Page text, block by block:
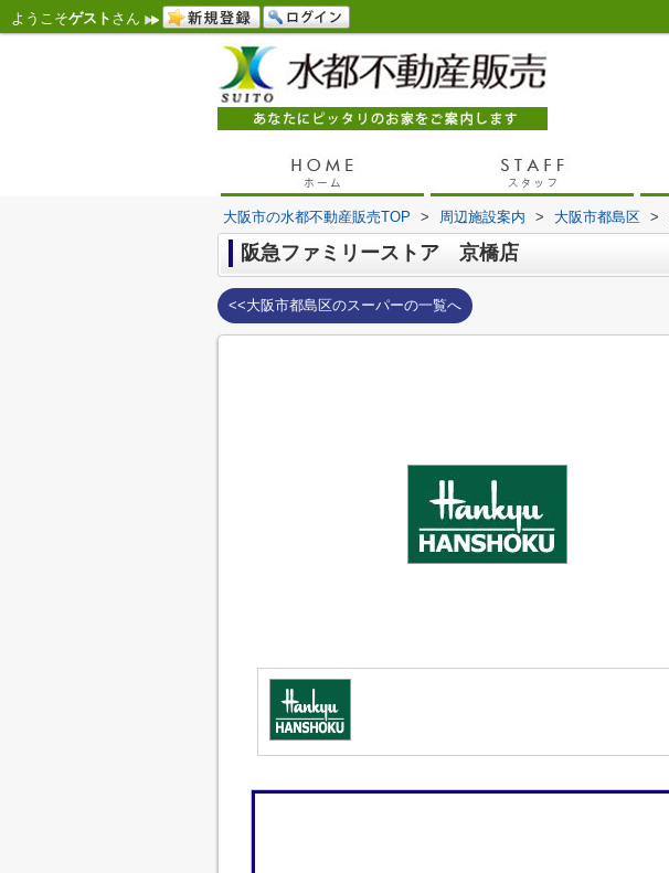
ようこそゲスト さん
大阪市の水都不動産販売TOP > 周辺施設案内 > 大阪市都島区 >
阪急ファミリーストア 京橋店
<<大阪市都島区のスーパーの一覧へ